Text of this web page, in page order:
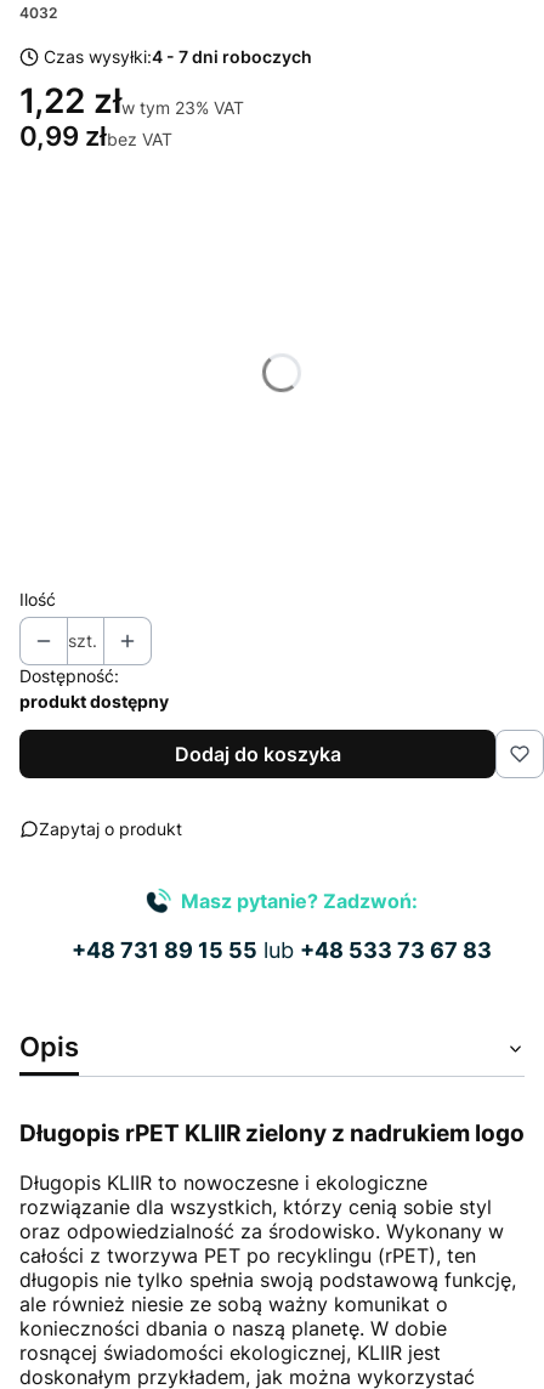
4032
Czas wysyłki:4 - 7 dni roboczych
1,22 złw tym 23% VAT
w tym 23% VAT
0,99 złbez VAT
Ilość
szt.
Dostępność:
produkt dostępny
Dodaj do koszyka
Zapytaj o produkt
Masz pytanie? Zadzwoń:
+48 731 89 15 55 lub +48 533 73 67 83
Opis
Długopis rPET KLIIR zielony z nadrukiem logo
Długopis KLIIR to nowoczesne i ekologiczne
rozwiązanie dla wszystkich, którzy cenią sobie styl
oraz odpowiedzialność za środowisko. Wykonany w
całości z tworzywa PET po recyklingu (rPET), ten
długopis nie tylko spełnia swoją podstawową funkcję,
ale również niesie ze sobą ważny komunikat o
konieczności dbania o naszą planetę. W dobie
rosnącej świadomości ekologicznej, KLIIR jest
doskonałym przykładem, jak można wykorzystać